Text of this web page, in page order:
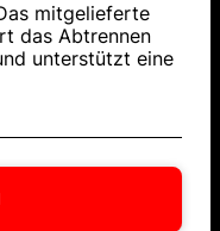
mitgelieferte
das Abtrennen
unterstützt eine